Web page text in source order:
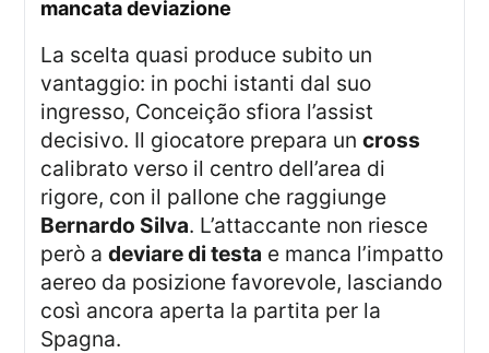
mancata deviazione
La scelta quasi produce subito un
vantaggio: in pochi istanti dal suo
ingresso, Conceição sfiora l’assist
decisivo. Il giocatore prepara uncross
calibrato verso il centro dell’area di
rigore, con il pallone che raggiunge
Bernardo Silva. L’attaccante non riesce
però adeviare di testa e manca l’impatto
aereo da posizione favorevole, lasciando
così ancora aperta la partita per la
Spagna.